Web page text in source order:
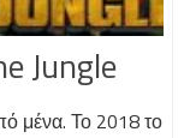
Jungle
μένα. Το 2018 το